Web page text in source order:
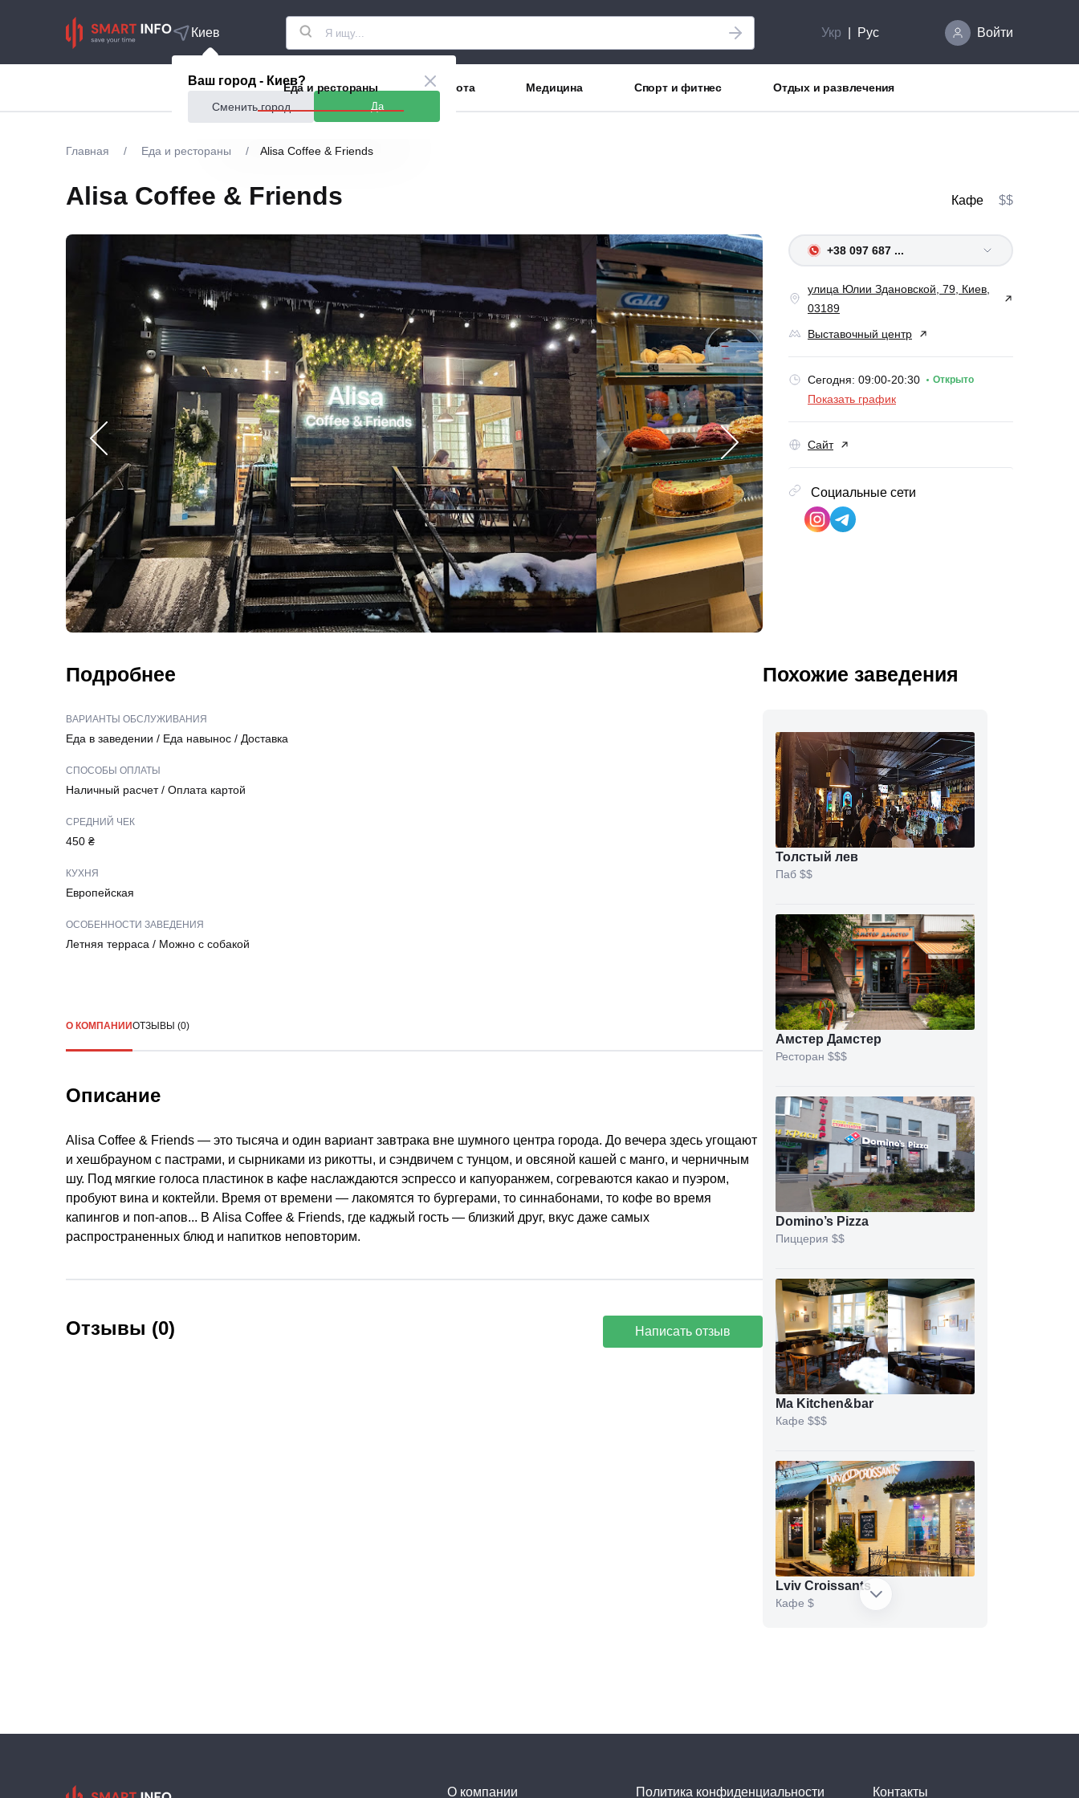
Киев
Ваш город - Киев?
Сменить город Да
Укр Рус Войти
Акции Еда и рестораны Красота Медицина Спорт и фитнес Отдых и развлечения
Главная / Еда и рестораны / Alisa Coffee & Friends
Alisa Coffee & Friends Кафе $$
+38 097 687 ...
улица Юлии Здановской, 79, Киев,
03189
Выставочный центр
Сегодня: 09:00-20:30 Открыто
Показать график
Сайт
Социальные сети
Подробнее
ВАРИАНТЫ ОБСЛУЖИВАНИЯ
Еда в заведении / Еда навынос / Доставка
СПОСОБЫ ОПЛАТЫ
Наличный расчет/ Оплата картой
СРЕДНИЙ ЧЕК
450 ₴
КУХНЯ
Европейская
ОСОБЕННОСТИ ЗАВЕДЕНИЯ
Летняя терраса / Можно с собакой
О КОМПАНИИОТЗЫВЫ (0)
Описание
Alisa Coffee & Friends — это тысяча и один вариант завтрака вне шумного центра города. До вечера здесь угощают
и хешбрауном с пастрами, и сырниками из рикотты, и сэндвичем с тунцом, и овсяной кашей с манго, и черничным
шу. Под мягкие голоса пластинок в кафе наслаждаются эспрессо и капуоранжем, согреваются какао и пуэром,
пробуют вина и коктейли. Время от времени — лакомятся то бургерами, то синнабонами, то кофе во время
капингов и поп-апов... В Alisa Coffee & Friends, где каджый гость — близкий друг, вкус даже самых
распространенных блюд и напитков неповторим.
Отзывы (0) Написать отзыв
Похожие заведения
Толстый лев
Паб $$
Амстер Дамстер
Ресторан $$$
Domino’s Pizza
Пиццерия $$
Ma Kitchen&bar
Кафе $$$
Lviv Croissants
Кафе $
Ресторан украинской кухни
О компании Политика конфиденциальности Контакты